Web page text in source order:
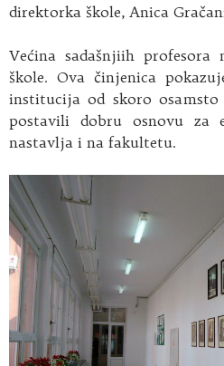
direktorka škole, Anica
Većina sadašnjiih
škole. Ova činjenica
institucija od skoro
postavili dobru osnovu za
nastavlja i na fakultetu.